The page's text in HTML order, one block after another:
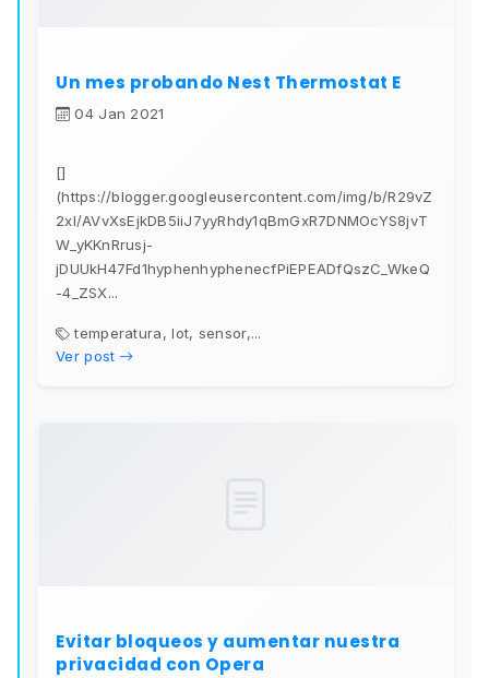
Un mes probando Nest Thermostat E
04 Jan 2021
[]
(https://blogger.googleusercontent.com/img/b/R29vZ
2xl/AVvXsEjkDB5iiJ7yyRhdy1qBmGxR7DNMOcYS8jvT
W_yKKnRrusj-
jDUUkH47Fd1hyphenhyphenecfPiEPEADfQszC_WkeQ
-4_ZSX...
temperatura, lot, sensor,...
Ver post
Evitar bloqueos y aumentar nuestra
privacidad con Opera